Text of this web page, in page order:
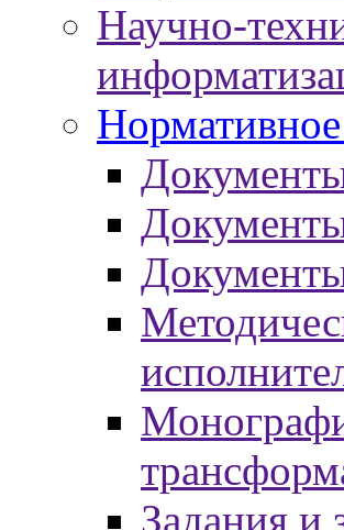
Научно-
Задания и